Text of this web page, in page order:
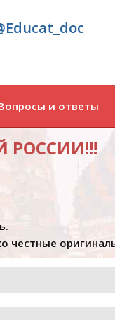
и ответы
РОССИИ!!!
честные